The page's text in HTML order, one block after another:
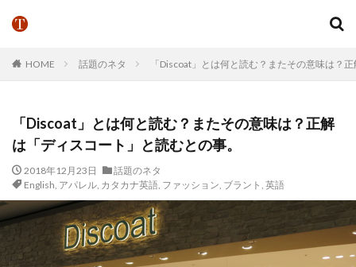
HOME 話題のネタ 「Discoat」とは何と読む？またその意味は？
「Discoat」とは何と読む？またその意味は？正解
は「ディスコート」と読むとの事。
2018年12月23日
話題のネタ
English, アパレル, カタカナ英語, ファッション, ブラント , 英語